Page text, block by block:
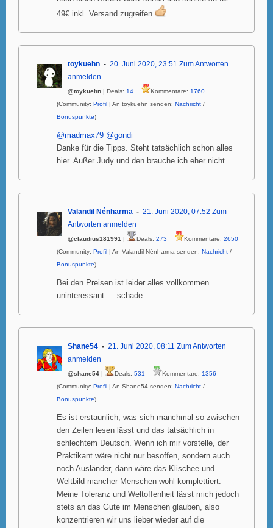
49€ inkl. Versand zugreifen
toykuehn 20. Juni 2020, 23:51 Zum Antworten
anmelden
@toykuehn | Deals: 14 Kommentare: 1760
(Community: Profil | An toykuehn senden: Nachricht /
Bonuspunkte)
@madmax79 @gondi
Danke für die Tipps. Steht tatsächlich schon alles
hier. Außer Judy und den brauche ich eher nicht.
Valandil Nénharma 21. Juni 2020, 07:52 Zum
Antworten anmelden
@claudius181991 | Deals: 273 Kommentare: 2650
(Community: Profil | An Valandil Nénharma senden: Nachricht /
Bonuspunkte)
Bei den Preisen ist leider alles vollkommen
uninteressant…. schade.
Shane54 21. Juni 2020, 08:11 Zum Antworten
anmelden
@shane54 | Deals: 531 Kommentare: 1356
(Community: Profil | An Shane54 senden: Nachricht /
Bonuspunkte)
Es ist erstaunlich, was sich manchmal so zwischen
den Zeilen lesen lässt und das tatsächlich in
schlechtem Deutsch. Wenn ich mir vorstelle, der
Praktikant wäre nicht nur besoffen, sondern auch
noch Ausländer, dann wäre das Klischee und
Weltbild mancher Menschen wohl komplettiert.
Meine Toleranz und Weltoffenheit lässt mich jedoch
stets an das Gute im Menschen glauben, also
konzentrieren wir uns lieber wieder auf die